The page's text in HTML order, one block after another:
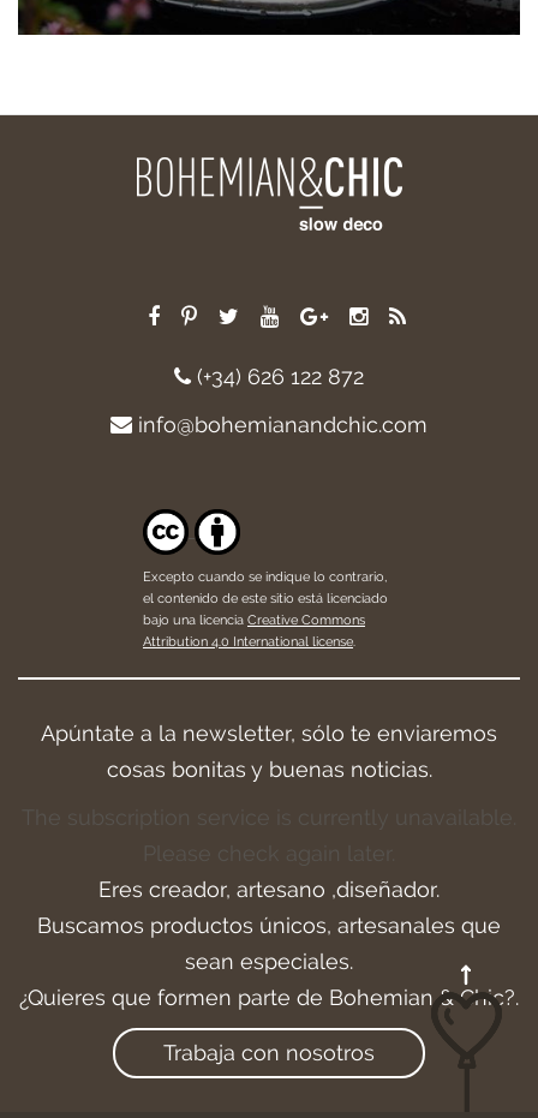
(+34) 626 122 872
info@bohemianandchic.com
Excepto cuando se indique lo contrario,
el contenido de este sitio está licenciado
bajo una licencia Creative Commons
Attribution 4.0 International license.
Apúntate a la newsletter, sólo te enviaremos
cosas bonitas y buenas noticias.
The subscription service is currently unavailable.
Please check again later.
Eres creador, artesano ,diseñador.
Buscamos productos únicos, artesanales que
sean especiales.
¿Quieres que formen parte de Bohemian & Chic?.
Trabaja con nosotros